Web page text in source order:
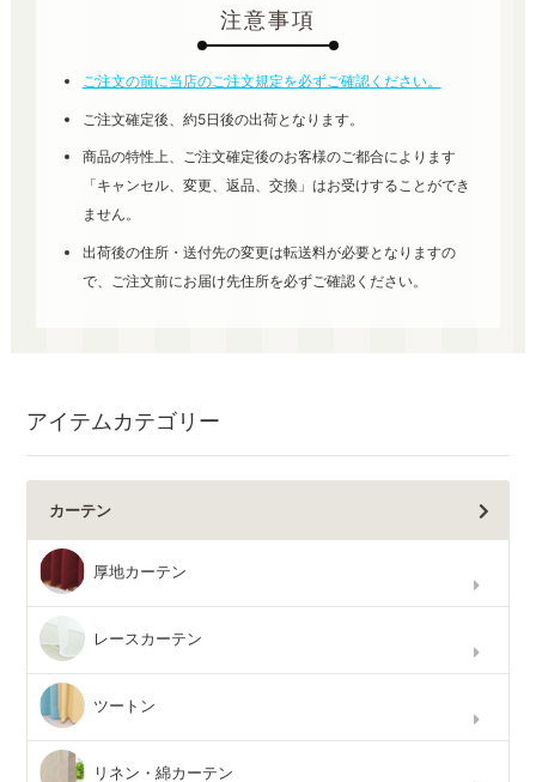
注意事項
ご注文の前に当店のご注文規定を必ずご確認ください。
ご注文確定後、約5日後の出荷となります。
商品の特性上、ご注文確定後のお客様のご都合によります
「キャンセル、変更、返品、交換」はお受けすることができ
ません。
出荷後の住所・送付先の変更は転送料が必要となりますの
で、ご注文前にお届け先住所を必ずご確認ください。
アイテムカテゴリー
カーテン
厚地カーテン
レースカーテン
ツートン
リネン・綿カーテン